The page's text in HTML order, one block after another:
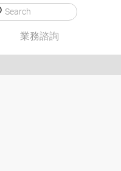
業務諮詢